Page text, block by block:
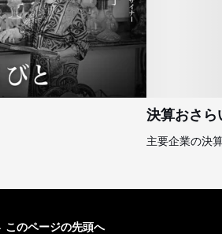
決算おさら
主要企業の決
このページの先頭へ